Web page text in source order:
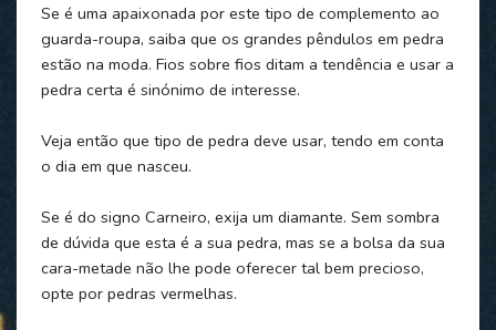
Se é uma apaixonada por este tipo de complemento ao
guarda-roupa, saiba que os grandes pêndulos em pedra
estão na moda. Fios sobre fios ditam a tendência e usar a
pedra certa é sinónimo de interesse.
Veja então que tipo de pedra deve usar, tendo em conta
o dia em que nasceu.
Se é do signo Carneiro, exija um diamante. Sem sombra
de dúvida que esta é a sua pedra, mas se a bolsa da sua
cara-metade não lhe pode oferecer tal bem precioso,
opte por pedras vermelhas.